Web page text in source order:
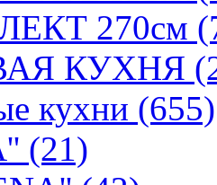
270см
КУХНЯ
кухни (655)
(21)